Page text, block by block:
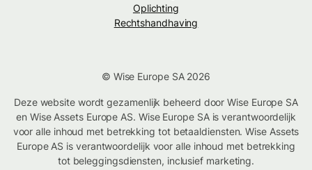
Oplichting
Rechtshandhaving
© Wise Europe SA 2026
Deze website wordt gezamenlijk beheerd door Wise Europe SA
en Wise Assets Europe AS. Wise Europe SA is verantwoordelijk
voor alle inhoud met betrekking tot betaaldiensten. Wise Assets
Europe AS is verantwoordelijk voor alle inhoud met betrekking
tot beleggingsdiensten, inclusief marketing.